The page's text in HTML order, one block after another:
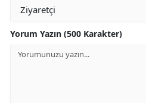
Yorum Yazın (500 Karakter)